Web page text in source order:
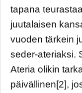
tapana
juutalaisen
vuoden tärkein
seder-ateriaksi.
Ateria olikin
päivällinen[2],